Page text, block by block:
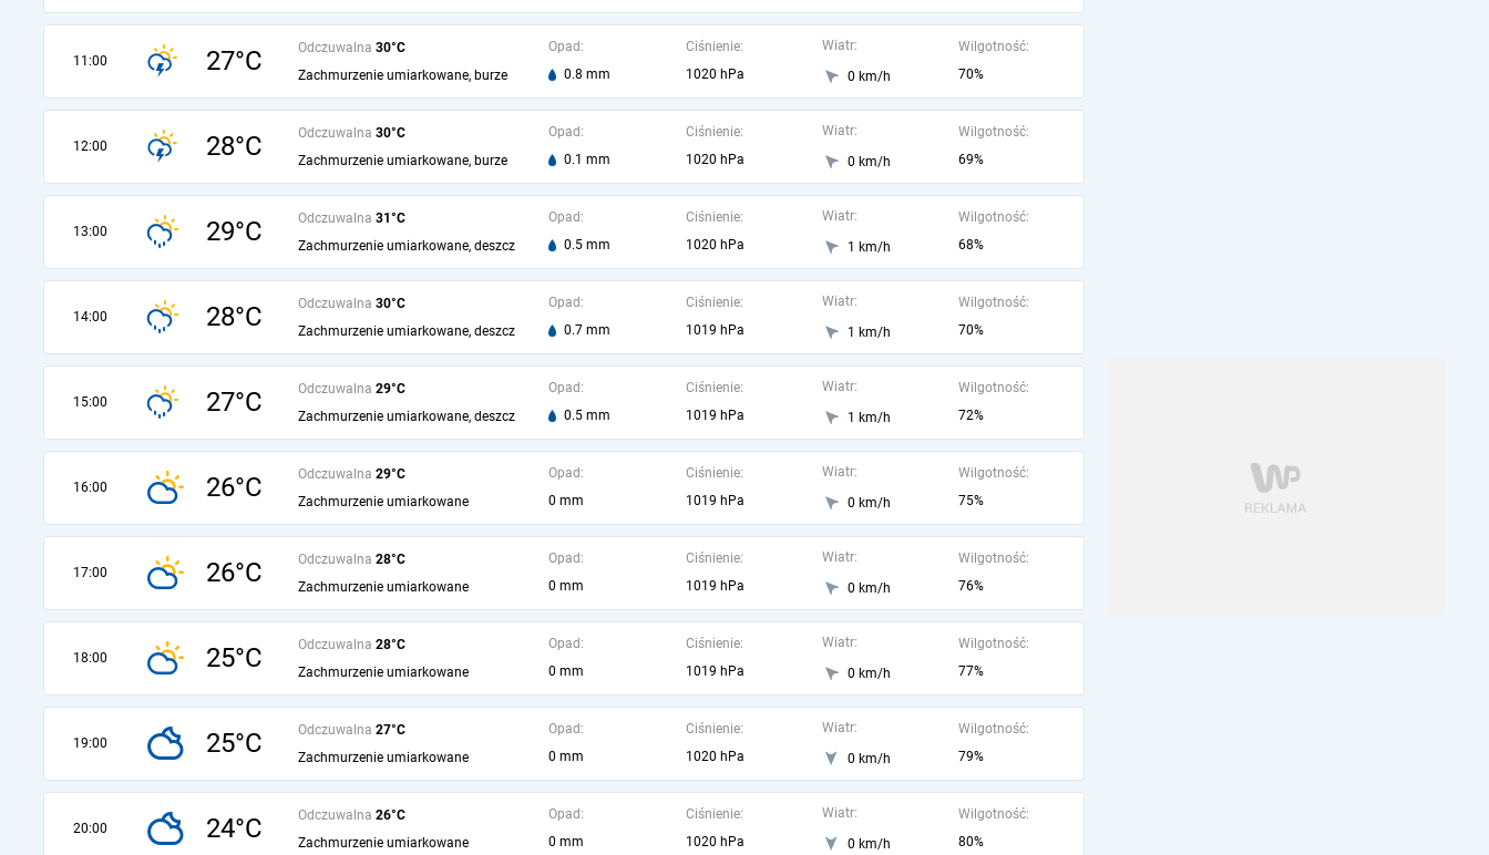
11:00 27°C Odczuwalna 30°C
Zachmurzenie umiarkowane, burze
Opad:
0.8 mm
Ciśnienie:
1020 hPa
Wiatr:
0 km/h
Wilgotność:
70%
12:00 28°C Odczuwalna 30°C
Zachmurzenie umiarkowane, burze
Opad:
0.1 mm
Ciśnienie:
1020 hPa
Wiatr:
0 km/h
Wilgotność:
69%
13:00 29°C Odczuwalna 31°C
Zachmurzenie umiarkowane, deszcz
Opad:
0.5 mm
Ciśnienie:
1020 hPa
Wiatr:
1 km/h
Wilgotność:
68%
14:00 28°C Odczuwalna 30°C
Zachmurzenie umiarkowane, deszcz
Opad:
0.7 mm
Ciśnienie:
1019 hPa
Wiatr:
1 km/h
Wilgotność:
70%
15:00 27°C Odczuwalna 29°C
Zachmurzenie umiarkowane, deszcz
Opad:
0.5 mm
Ciśnienie:
1019 hPa
Wiatr:
1 km/h
Wilgotność:
72%
16:00 26°C Odczuwalna 29°C
Zachmurzenie umiarkowane
Opad:
0 mm
Ciśnienie:
1019 hPa
Wiatr:
0 km/h
Wilgotność:
75%
17:00 26°C Odczuwalna 28°C
Zachmurzenie umiarkowane
Opad:
0 mm
Ciśnienie:
1019 hPa
Wiatr:
0 km/h
Wilgotność:
76%
18:00 25°C Odczuwalna 28°C
Zachmurzenie umiarkowane
Opad:
0 mm
Ciśnienie:
1019 hPa
Wiatr:
0 km/h
Wilgotność:
77%
19:00 25°C Odczuwalna 27°C
Zachmurzenie umiarkowane
Opad:
0 mm
Ciśnienie:
1020 hPa
Wiatr:
0 km/h
Wilgotność:
79%
20:00 24°C Odczuwalna 26°C
Zachmurzenie umiarkowane
Opad:
0 mm
Ciśnienie:
1020 hPa
Wiatr:
0 km/h
Wilgotność:
80%